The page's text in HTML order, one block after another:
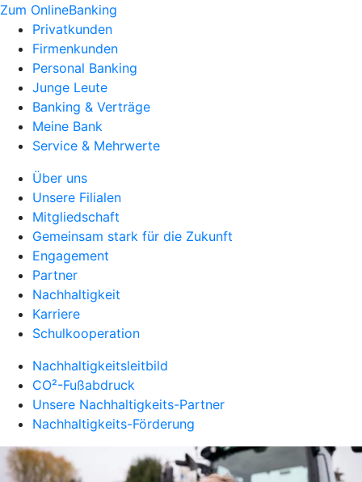
Zum OnlineBanking
Privatkunden
Firmenkunden
Personal Banking
Junge Leute
Banking & Verträge
Meine Bank
Service & Mehrwerte
Über uns
Unsere Filialen
Mitgliedschaft
Gemeinsam stark für die Zukunft
Engagement
Partner
Nachhaltigkeit
Karriere
Schulkooperation
Nachhaltigkeitsleitbild
CO²-Fußabdruck
Unsere Nachhaltigkeits-Partner
Nachhaltigkeits-Förderung